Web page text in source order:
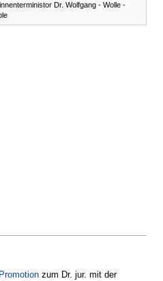
Dr. Wolfgang - Wolle -
Promotion zum Dr. jur. mit der